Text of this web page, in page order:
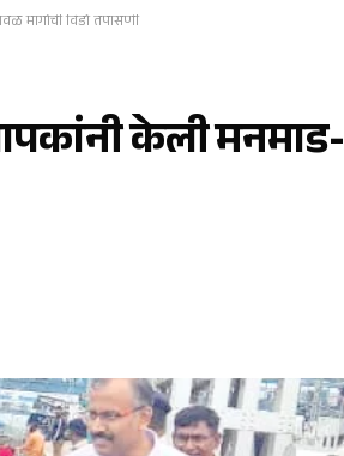
मार्गाची विंडो तपासणी
केली मनमाड-